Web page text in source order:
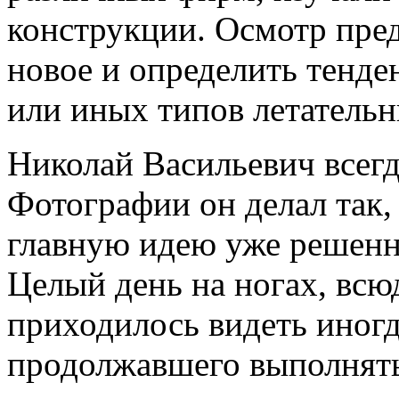
конструкции. Осмотр
новое и определить
или иных типов
Николай Васильевич
Фотографии он делал
главную идею уже
Целый день на ногах,
приходилось видеть
продолжавшего